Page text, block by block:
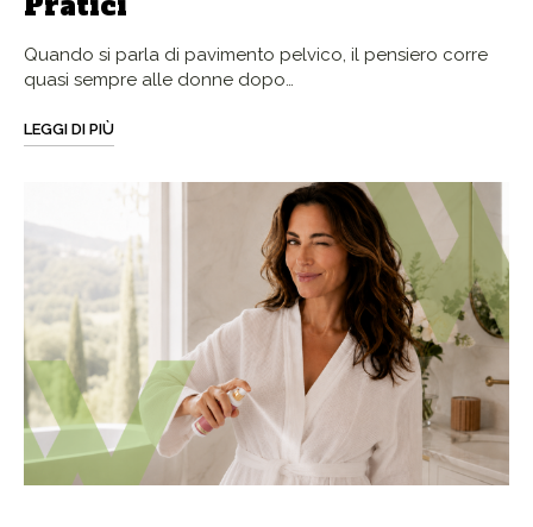
Quando si parla di pavimento pelvico, il pensiero corre
quasi sempre alle donne dopo…
LEGGI DI PIÙ